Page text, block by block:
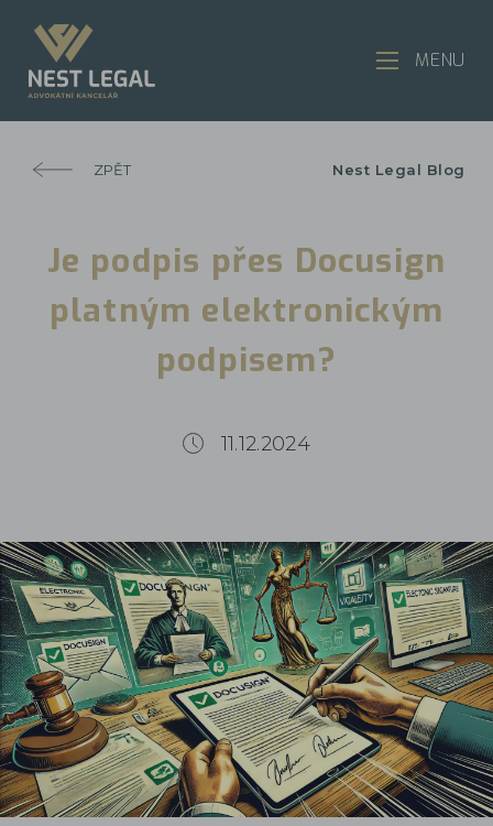
ZPĚT Nest Legal Blog
Je podpis přes Docusign
platným elektronickým
podpisem?
11.12.2024
MENU